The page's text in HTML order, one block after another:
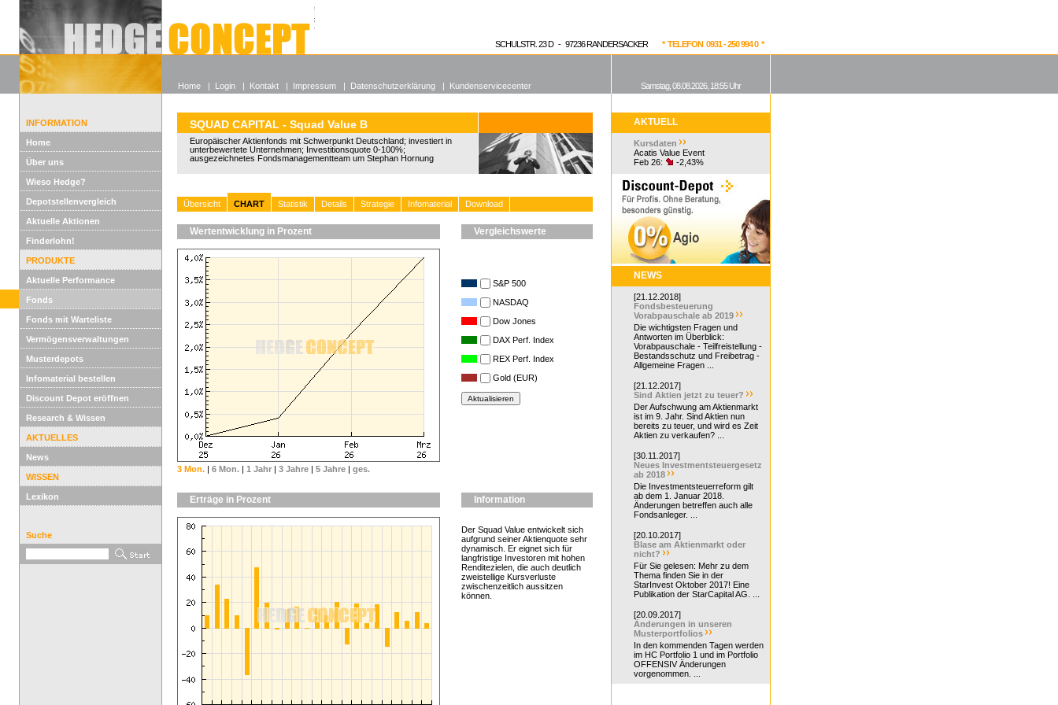
Alle offenen Fonds
Wieso Hedgefonds?
SCHULSTR. 23 D - 97236 RANDERSACKER * TELEFON 0931 - 250 994 0 *
INFORMATION
Home
Über uns
Wieso Hedge?
Depotstellenvergleich
Aktuelle Aktionen
Finderlohn!
PRODUKTE
Aktuelle Performance
Fonds
Fonds mit Warteliste
Vermögensverwaltungen
Musterdepots
Infomaterial bestellen
Discount Depot eröffnen
Research & Wissen
AKTUELLES
News
WISSEN
Lexikon
Suche
SQUAD CAPITAL - Squad Value B
Europäischer Aktienfonds mit Schwerpunkt Deutschland; investiert in
unterbewertete Unternehmen; Investitionsquote 0-100%;
ausgezeichnetes Fondsmanagementteam um Stephan Hornung
Übersicht CHART Statistik Details Strategie Infomaterial Download
Wertentwicklung in Prozent
3 Mon. | 6 Mon. | 1 Jahr | 3 Jahre | 5 Jahre | ges.
Vergleichswerte
S&P 500
NASDAQ
Dow Jones
DAX Perf. Index
REX Perf. Index
Gold (EUR)
Erträge in Prozent Information
Der Squad Value entwickelt sich
aufgrund seiner Aktienquote sehr
dynamisch. Er eignet sich für
langfristige Investoren mit hohen
Renditezielen, die auch deutlich
zweistellige Kursverluste
zwischenzeitlich aussitzen
können.
AKTUELL
Kursdaten
Acatis Value Event
Feb 26:
-2,43%
NEWS
[21.12.2018]
Fondsbesteuerung
Vorabpauschale ab 2019
Die wichtigsten Fragen und
Antworten im Überblick:
Vorabpauschale - Teilfreistellung -
Bestandsschutz und Freibetrag -
Allgemeine Fragen ...
[21.12.2017]
Sind Aktien jetzt zu teuer?
Der Aufschwung am Aktienmarkt
ist im 9. Jahr. Sind Aktien nun
bereits zu teuer, und wird es Zeit
Aktien zu verkaufen? ...
[30.11.2017]
Neues Investmentsteuergesetz
ab 2018
Die Investmentsteuerreform gilt
ab dem 1. Januar 2018.
Änderungen betreffen auch alle
Fondsanleger. ...
[20.10.2017]
Blase am Aktienmarkt oder
nicht?
Für Sie gelesen: Mehr zu dem
Thema finden Sie in der
StarInvest Oktober 2017! Eine
Publikation der StarCapital AG. ...
[20.09.2017]
Änderungen in unseren
Musterportfolios
In den kommenden Tagen werden
im HC Portfolio 1 und im Portfolio
OFFENSIV Änderungen
vorgenommen. ...
Home | Login | Kontakt | Impressum | Datenschutzerklärung | Kundenservicecenter Samstag, 08.08.2026, 18:55 Uhr